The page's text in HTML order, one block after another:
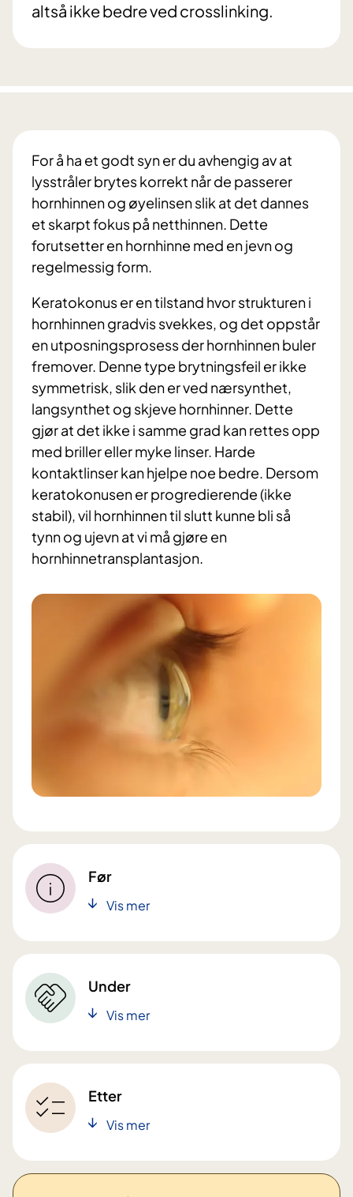
altså ikke bedre ved crosslinking.
For å ha et godt syn er du avhengig av at
lysstråler brytes korrekt når de passerer
hornhinnen og øyelinsen slik at det dannes
et skarpt fokus på netthinnen. Dette
forutsetter en hornhinne med en jevn og
regelmessig form.
Keratokonus er en tilstand hvor strukturen i
hornhinnen gradvis svekkes, og det oppstår
en utposningsprosess der hornhinnen buler
fremover. Denne type brytningsfeil er ikke
symmetrisk, slik den er ved nærsynthet,
langsynthet og skjeve hornhinner. Dette
gjør at det ikke i samme grad kan rettes opp
med briller eller myke linser. Harde
kontaktlinser kan hjelpe noe bedre. Dersom
keratokonusen er progredierende (ikke
stabil), vil hornhinnen til slutt kunne bli så
tynn og ujevn at vi må gjøre en
hornhinnetransplantasjon.
Før
Vis mer
Under
Vis mer
Etter
Vis mer